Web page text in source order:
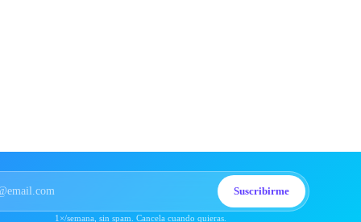
Suscribirme
1×/semana, sin spam. Cancela cuando quieras.